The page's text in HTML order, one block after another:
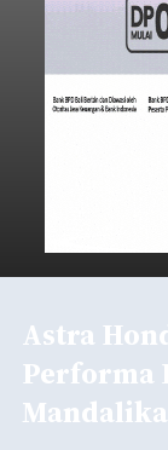
Astra
Performa